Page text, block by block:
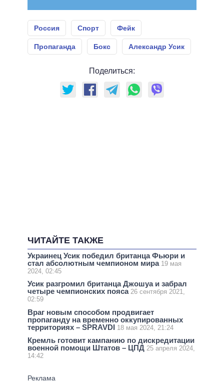
Россия Спорт Фейк
Пропаганда Бокс Александр Усик
Поделиться:
ЧИТАЙТЕ ТАКЖЕ
Украинец Усик победил британца Фьюри и
стал абсолютным чемпионом мира 19 мая
2024, 02:45
Усик разгромил британца Джошуа и забрал
четыре чемпионских пояса 26 сентября 2021,
02:59
Враг новым способом продвигает
пропаганду на временно оккупированных
территориях – SPRAVDI 18 мая 2024, 21:24
Кремль готовит кампанию по дискредитации
военной помощи Штатов – ЦПД 25 апреля 2024,
14:42